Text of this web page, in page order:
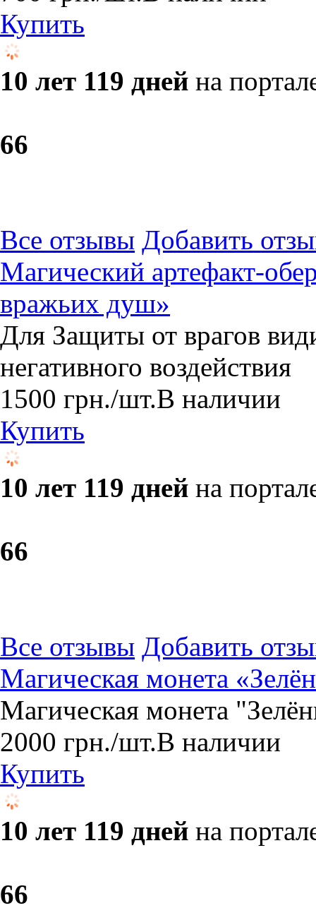
Купить
10 лет 119 дней на
66
Все отзывы Добавить
Магический артефакт-
вражьих душ»
Для Защиты от врагов
негативного воздействия
1500 грн./шт.В наличии
Купить
10 лет 119 дней на
66
Все отзывы Добавить
Магическая монета
Магическая монета
2000 грн./шт.В наличии
Купить
10 лет 119 дней на
66